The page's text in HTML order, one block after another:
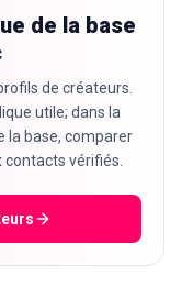
de la base
de créateurs.
utile; dans la
la base, comparer
contacts vérifiés.